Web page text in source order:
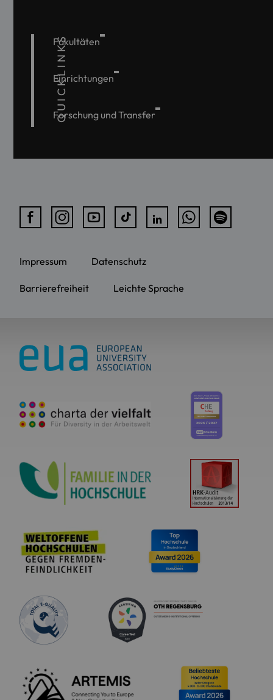
QUICKLINKS
Fakultäten
Einrichtungen
Forschung und Transfer
Impressum Datenschutz
Barrierefreiheit Leichte Sprache